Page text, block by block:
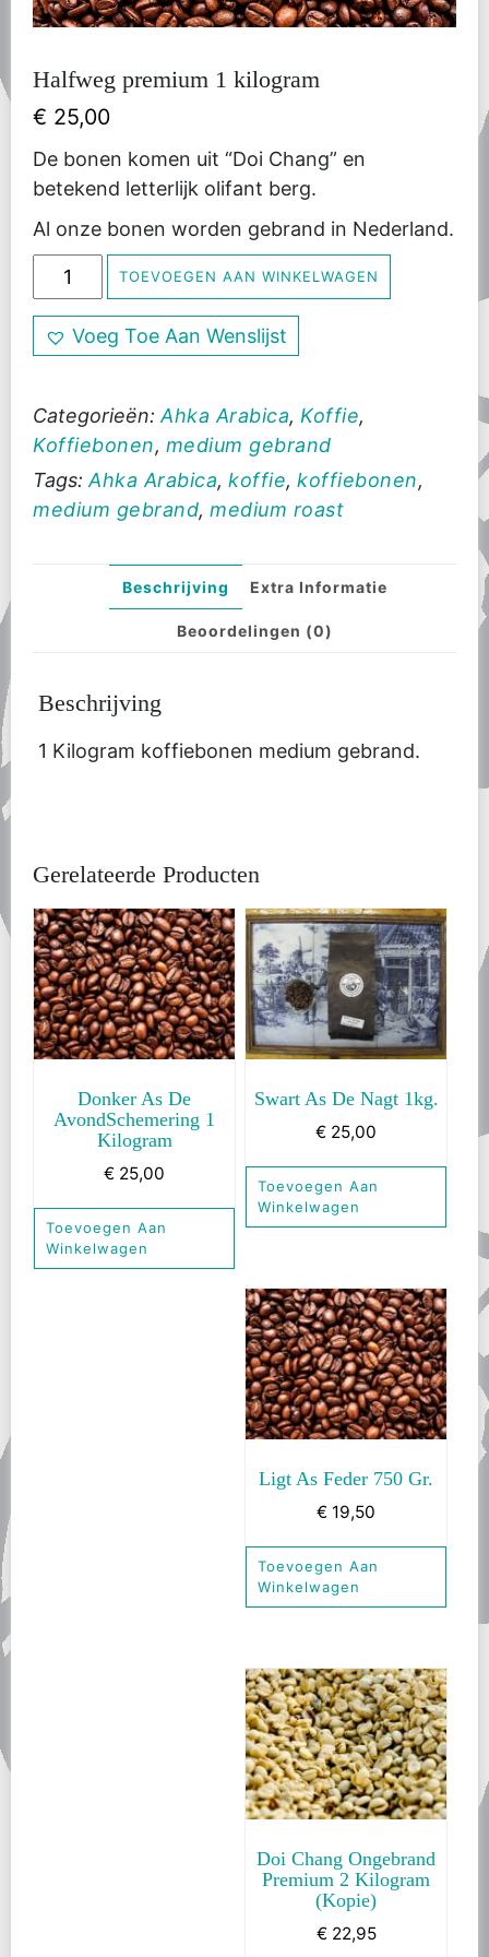
Halfweg premium 1 kilogram
€ 25,00
De bonen komen uit “Doi Chang” en
betekend letterlijk olifant berg.
Al onze bonen worden gebrand in Nederland.
Halfweg
premium
kilogram
TOEVOEGEN AAN WINKELWAGEN
Voeg Toe Aan Wenslijst
Categorieën: Ahka Arabica, Koffie,
Koffiebonen, medium gebrand
Tags: Ahka Arabica, koffie, koffiebonen,
medium gebrand, medium roast
Beschrijving Extra Informatie
Beoordelingen (0)
Beschrijving
1 Kilogram koffiebonen medium gebrand.
Gerelateerde Producten
Donker As De
AvondSchemering 1
Kilogram
€ 25,00
Toevoegen Aan
Winkelwagen
Swart As De Nagt 1kg.
€ 25,00
Toevoegen Aan
Winkelwagen
Ligt As Feder 750 Gr.
€ 19,50
Toevoegen Aan
Winkelwagen
Doi Chang Ongebrand
Premium 2 Kilogram
(kopie)
€ 22,95